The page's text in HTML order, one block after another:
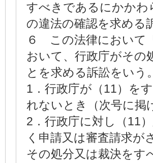
すべきであるにかか
の違法の確認を求める
６ この法律において
おいて、行政庁がその
とを求める訴訟をいう。
1．行政庁が（11）を
れないとき（次号に掲
2．行政庁に対し（11
く申請又は審査請求が
その処分又は裁決を